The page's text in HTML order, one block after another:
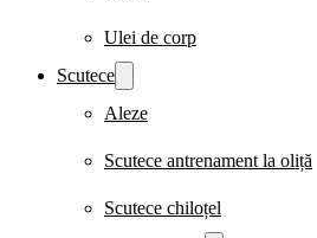
Ulei de corp
Scutece
Aleze
Scutece antrenament la oliță
Scutece chiloțel